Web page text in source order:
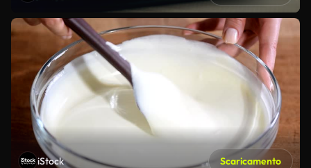
iStock Scaricamento